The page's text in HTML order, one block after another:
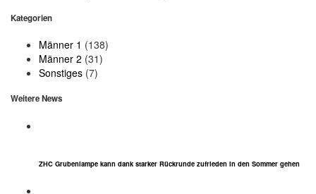
Kategorien
Männer 1 (138)
Männer 2 (31)
Sonstiges (7)
Weitere News
ZHC Grubenlampe kann dank starker Rückrunde zufrieden in den Sommer gehen